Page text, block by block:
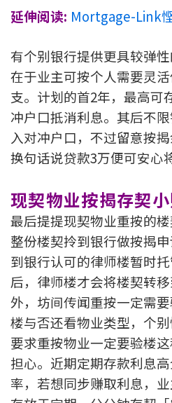
延伸阅读: Mortgage-Link
有个别银行提供更具较弹
在于业主可按个人需要灵
支。计划的首2年，最高可
冲户口抵消利息。其后不
入对冲户口，不过留意按揭
换句话说贷款3万便可安心
现契物业按揭存契
最后提提现契物业重按的
整份楼契拎到银行做按揭
到银行认可的律师楼暂时
后，律师楼才会将楼契转
外，坊间传闻重按一定需
楼与否还看物业类型，个
要求重按物业一定要验楼
担心。近期定期存款利息
率，若想同步赚取利息，